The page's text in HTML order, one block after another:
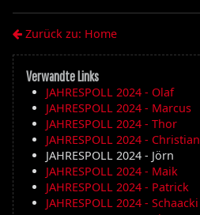
Zurück zu: Home
Verwandte Links
JAHRESPOLL 2024 - Olaf
JAHRESPOLL 2024 - Marcus
JAHRESPOLL 2024 - Thor
JAHRESPOLL 2024 - Christian
JAHRESPOLL 2024 - Jörn
JAHRESPOLL 2024 - Maik
JAHRESPOLL 2024 - Patrick
JAHRESPOLL 2024 - Schaacki